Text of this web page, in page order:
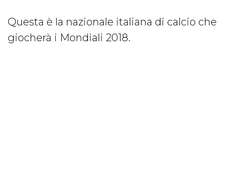
Questa è la nazionale italiana di calcio che
giocherà i Mondiali 2018.